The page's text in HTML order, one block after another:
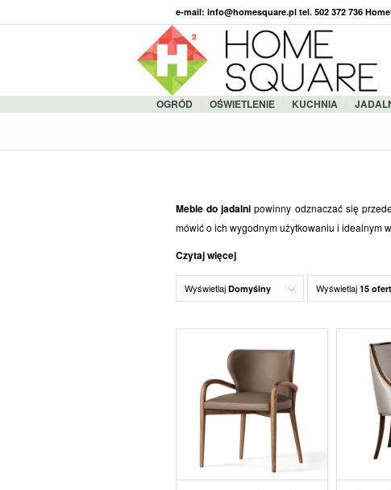
e-mail: info@homesquare.pl tel. 502 372 736
OGRÓD OŚWIETLENIE KUCHNIA
Meble do jadalni powinny odznaczać się
mówić o ich wygodnym użytkowaniu i idealnym
Czytaj więcej
Wyświetlaj Domyślny Wyświetlaj 15